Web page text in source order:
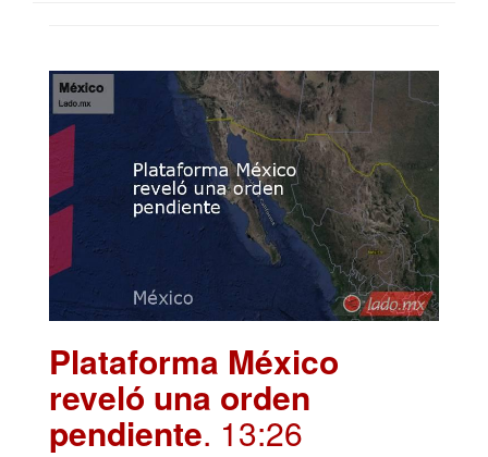
Plataforma México
reveló una orden
pendiente. 13:26